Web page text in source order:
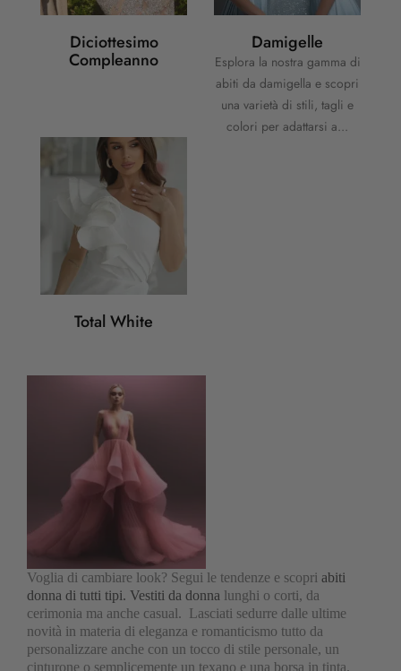
Diciottesimo
Compleanno
Damigelle
Esplora la nostra gamma di
abiti da damigella e scopri
una varietà di stili, tagli e
colori per adattarsi a...
Total White
Voglia di cambiare look? Segui le tendenze e scopri abiti
donna di tutti tipi. Vestiti da donna lunghi o corti, da
cerimonia ma anche casual. Lasciati sedurre dalle ultime
novità in materia di eleganza e romanticismo tutto da
personalizzare anche con un tocco di stile personale, un
cinturone o semplicemente un texano e una borsa in tinta.